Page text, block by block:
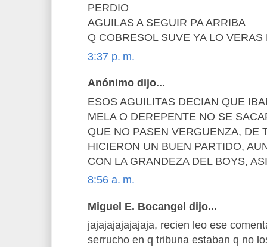
PERDIO
AGUILAS A SEGUIR PA ARRIBA
Q COBRESOL SUVE YA LO
3:37 p. m.
Anónimo dijo...
ESOS AGUILITAS DECIAN QUE
MELA O DEREPENTE NO SE
QUE NO PASEN VERGUENZA, DE
HICIERON UN BUEN PARTIDO,
CON LA GRANDEZA DEL BOYS,
8:56 a. m.
Miguel E. Bocangel dijo...
jajajajajajajaja, recien leo ese
serrucho en q tribuna estaban q no